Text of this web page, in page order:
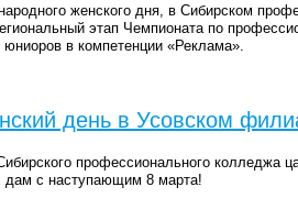
женского дня, в Сибирском
этап Чемпионата по
в компетенции «Реклама».
день в Усовском
профессионального колледжа
дам с наступающим 8 марта!